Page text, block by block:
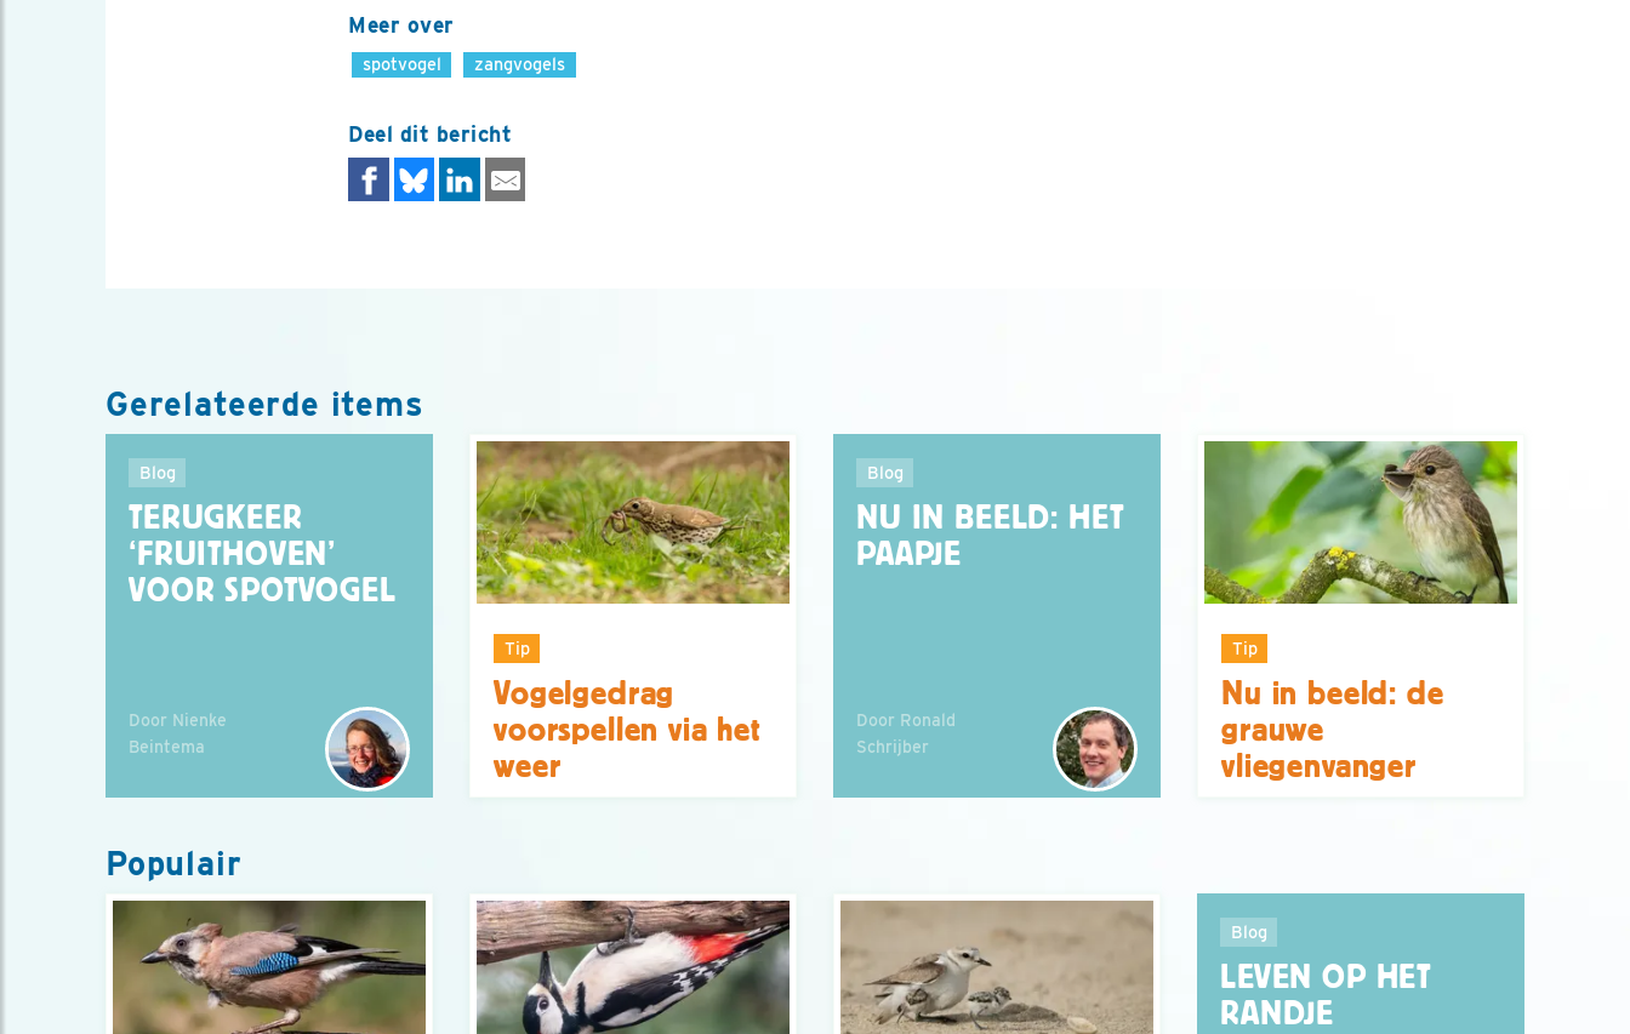
Meer over
spotvogel zangvogels
Deel dit bericht
Gerelateerde items
Blog
TERUGKEER
‘FRUITHOVEN’
VOOR SPOTVOGEL
Door Nienke
Beintema
Tip
Vogelgedrag
voorspellen via het
weer
Blog
NU IN BEELD: HET
PAAPJE
Door Ronald
Schrijber
Tip
Nu in beeld: de
grauwe
vliegenvanger
Populair
Blog
LEVEN OP HET
RANDJE